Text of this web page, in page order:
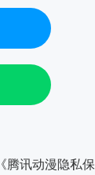
《腾讯动漫隐私保